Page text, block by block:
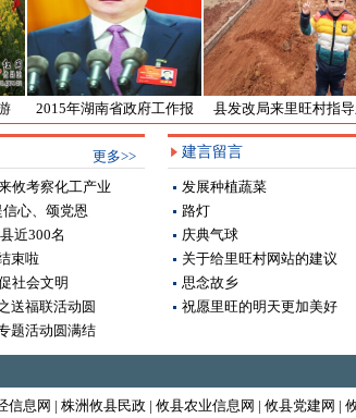
2015年湖南省政府工作报
告全文
县发改局来里旺村指导新
增粮食产能田间工程项目
更多>>
攸考察化工产业
信心、颂党恩
近300名
束啦
社会文明
送福联活动圆
题活动圆满结
建言留言
发展种植蔬菜
路灯
庆典气球
关于给里旺村网站的建议
思念故乡
祝愿里旺的明天更加美好
信息网 | 株洲攸县民政 | 攸县农业信息网 | 攸县党建网 |